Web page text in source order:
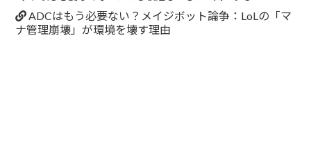
ADCはもう必要ない？メイジボット論争：LoLの「マ
ナ管理崩壊」が環境を壊す理由